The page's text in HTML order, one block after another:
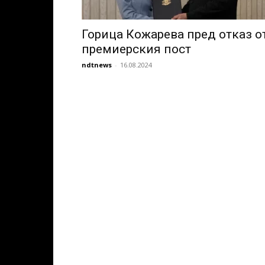
Горица Кожарева пред отказ
премиерския пост
ndtnews - 16.08.2024